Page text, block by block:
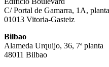
C/ Portal de Gamarra, 1A,
01013 Vitoria-Gasteiz
Bilbao
Alameda Urquijo, 36, 7ª planta
48011 Bilbao